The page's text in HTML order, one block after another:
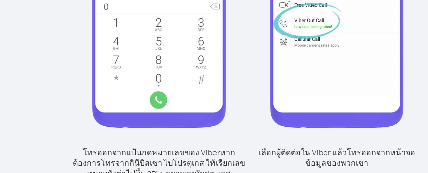
โทรออกจากแป้นกดหมายเลขของ Viberหาก
ต้องการโทรจากกินีบิสเซา ไปโปรตุเกส ให้เรียกเลข
เลือกผู้ติดต่อใน Viber แล้วโทรออกจากหน้าจอ
ข้อมูลของพวกเขา